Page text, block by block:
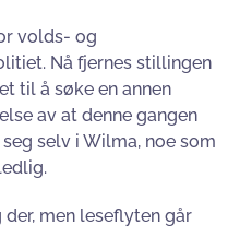
volds- og
Nå fjernes stillingen
til å søke en annen
av at denne gangen
selv i Wilma, noe som
men leseflyten går